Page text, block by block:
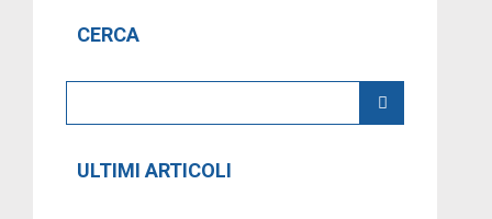
CERCA
ULTIMI ARTICOLI